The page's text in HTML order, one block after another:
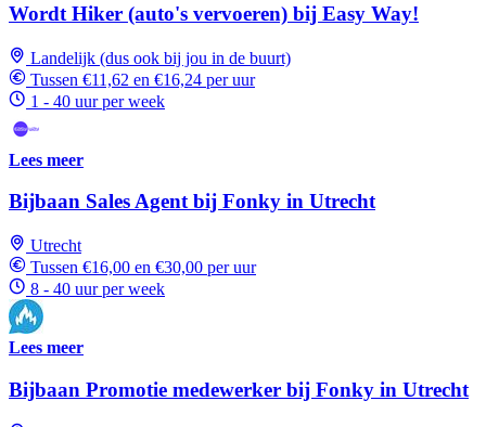
Wordt Hiker (auto's vervoeren) bij Easy Way!
Landelijk (dus ook bij jou in de buurt)
Tussen €11,62 en €16,24 per uur
1 - 40 uur per week
Lees meer
Bijbaan Sales Agent bij Fonky in Utrecht
Utrecht
Tussen €16,00 en €30,00 per uur
8 - 40 uur per week
Lees meer
Bijbaan Promotie medewerker bij Fonky in Utrecht